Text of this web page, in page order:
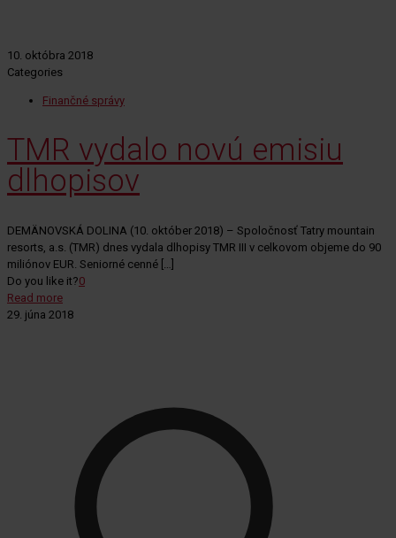
10. októbra 2018
Categories
Finančné správy
TMR vydalo novú emisiu
dlhopisov
DEMÄNOVSKÁ DOLINA (10. október 2018) – Spoločnosť Tatry mountain
resorts, a.s. (TMR) dnes vydala dlhopisy TMR III v celkovom objeme do 90
miliónov EUR. Seniorné cenné […]
Do you like it?0
Read more
29. júna 2018